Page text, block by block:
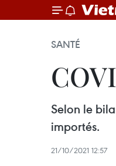
SANTÉ
Selon le
importés.
21/10/2021 12:57